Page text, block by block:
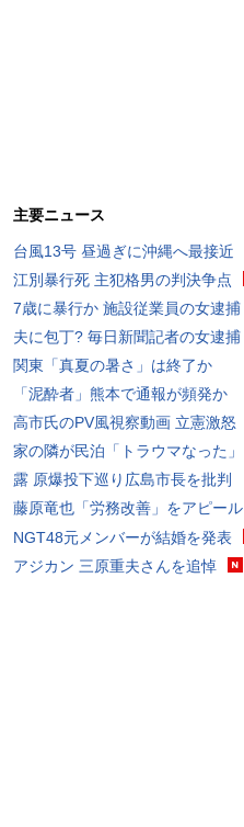
主要ニュース
台風13号 昼過ぎに沖縄へ最接近
江別暴行死 主犯格男の判決争点
7歳に暴行か 施設従業員の女逮捕
夫に包丁? 毎日新聞記者の女逮捕
関東「真夏の暑さ」は終了か
「泥酔者」熊本で通報が頻発か
高市氏のPV風視察動画 立憲激怒
家の隣が民泊「トラウマなった」
露 原爆投下巡り広島市長を批判
藤原竜也「労務改善」をアピール
NGT48元メンバーが結婚を発表
アジカン 三原重夫さんを追悼